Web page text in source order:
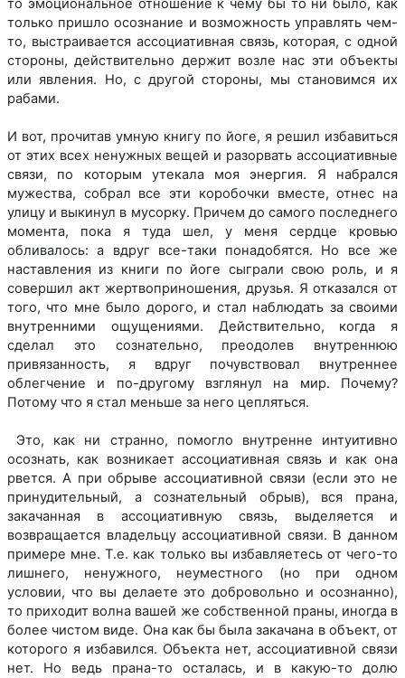
то эмоциональное отношение к чему бы то ни было, как
только пришло осознание и возможность управлять чем-
то, выстраивается ассоциативная связь, которая, с одной
стороны, действительно держит возле нас эти объекты
или явления. Но, с другой стороны, мы становимся их
рабами.
И вот, прочитав умную книгу по йоге, я решил избавиться
от этих всех ненужных вещей и разорвать ассоциативные
связи, по которым утекала моя энергия. Я набрался
мужества, собрал все эти коробочки вместе, отнес на
улицу и выкинул в мусорку. Причем до самого последнего
момента, пока я туда шел, у меня сердце кровью
обливалось: а вдруг все-таки понадобятся. Но все же
наставления из книги по йоге сыграли свою роль, и я
совершил акт жертвоприношения, друзья. Я отказался от
того, что мне было дорого, и стал наблюдать за своими
внутренними ощущениями. Действительно, когда я
сделал это сознательно, преодолев внутреннюю
привязанность, я вдруг почувствовал внутреннее
облегчение и по-другому взглянул на мир. Почему?
Потому что я стал меньше за него цепляться.
Это, как ни странно, помогло внутренне интуитивно
осознать, как возникает ассоциативная связь и как она
рвется. А при обрыве ассоциативной связи (если это не
принудительный, а сознательный обрыв), вся прана,
закачанная в ассоциативную связь, выделяется и
возвращается владельцу ассоциативной связи. В данном
примере мне. Т.е. как только вы избавляетесь от чего-то
лишнего, ненужного, неуместного (но при одном
условии, что вы делаете это добровольно и осознанно),
то приходит волна вашей же собственной праны, иногда в
более чистом виде. Она как бы была закачана в объект, от
которого я избавился. Объекта нет, ассоциативной связи
нет. Но ведь прана-то осталась, и в какую-то долю